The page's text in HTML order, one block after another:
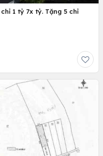
1 tỷ 7x tỷ. Tặng 5 chỉ